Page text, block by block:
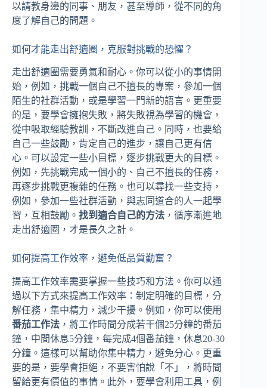
以請教身邊的同事、朋友，甚至導師，從不同的角
度了解自己的問題。
如何才能走出舒適圈，克服對挑戰的恐懼？
走出舒適圈需要勇氣和耐心。你可以從小的事情開
始，例如，挑戰一個自己不擅長的專案，參加一個
陌生的社群活動，或是學習一門新的語言。更重要
的是，要學會擁抱失敗，將失敗視為學習的機會，
從中吸取經驗教訓，不斷改進自己。同時，也要給
自己一些鼓勵，肯定自己的進步，讓自己更有信
心。可以設定一些小目標，逐步挑戰更大的目標。
例如，先挑戰完成一個小的、自己不擅長的任務，
再逐步挑戰更複雜的任務。也可以尋找一些支持，
例如，參加一些社群活動，與志同道合的人一起學
習，互相鼓勵。 找到適合自己的方法 ，循序漸進地
走出舒適圈，才是長久之計。
如何提高工作效率，避免低品質勤奮？
提高工作效率需要掌握一些技巧和方法。你可以通
過以下方式來提高工作效率：制定明確的目標，分
解任務，集中精力，減少干擾。例如，你可以使用
番茄工作法 ，將工作時間分成若干個25分鐘的番茄
鐘，中間休息5分鐘，每完成4個番茄鐘，休息20-30
分鐘。這樣可以幫助你集中精力，避免分心。更重
要的是，要學會拒絕，不要害怕說「不」，將時間
留給更有價值的事情。此外，要學會利用工具，例